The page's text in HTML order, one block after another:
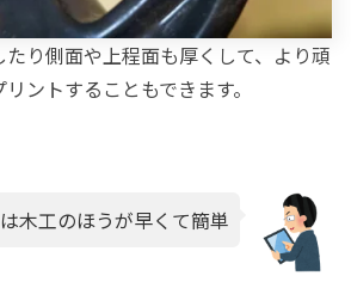
り側面や上程面も厚くして、より頑
ントすることもできます。
木工のほうが早くて簡単